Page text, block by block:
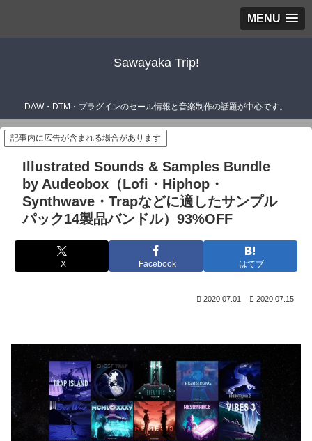
MENU
Sawayaka Trip!
DAW・DTM・プラグインのセール情報と音楽制作の話題が中心です。
記事内に広告が含まれる場合があります
Illustrated Sounds & Samples Bundle
by Audeobox（Lofi・Hiphop・
Synthwave・Trapなどに適したサンプル
パック14製品バンドル）93%OFF
X Facebook はてブ
2020.07.01 2020.07.15